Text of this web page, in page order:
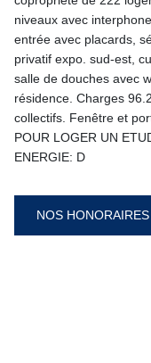
niveaux avec
entrée avec placards,
privatif expo. sud-est,
salle de douches avec
résidence. Charges
collectifs. Fenêtre et
POUR LOGER UN
ENERGIE: D
NOS HONORAIRES